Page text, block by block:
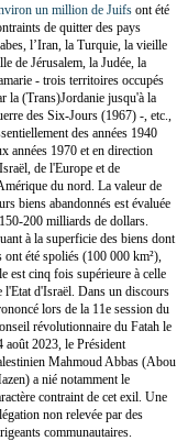
un million de Juifs ont été
de quitter des pays
l’Iran, la Turquie, la vieille
de Jérusalem, la Judée, la
- trois territoires occupés
la (Trans)Jordanie jusqu'à la
des Six-Jours (1967) -, etc.,
des années 1940
années 1970 et en direction
de l'Europe et de
du nord. La valeur de
biens abandonnés est évaluée
200 milliards de dollars.
à la superficie des biens dont
ont été spoliés (100 000 km²),
est cinq fois supérieure à celle
l'Etat d'Israël. Dans un discours
lors de la 11e session du
révolutionnaire du Fatah le
août 2023, le Président
Mahmoud Abbas (Abou
a nié notamment le
contraint de cet exil. Une
non relevée par des
communautaires.